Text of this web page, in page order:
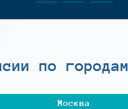
по городам
Москва